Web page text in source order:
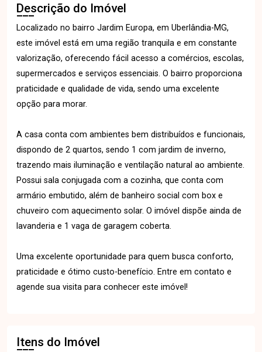
Descrição do Imóvel
Localizado no bairro Jardim Europa, em Uberlândia-MG,
este imóvel está em uma região tranquila e em constante
valorização, oferecendo fácil acesso a comércios, escolas,
supermercados e serviços essenciais. O bairro proporciona
praticidade e qualidade de vida, sendo uma excelente
opção para morar.
A casa conta com ambientes bem distribuídos e funcionais,
dispondo de 2 quartos, sendo 1 com jardim de inverno,
trazendo mais iluminação e ventilação natural ao ambiente.
Possui sala conjugada com a cozinha, que conta com
armário embutido, além de banheiro social com box e
chuveiro com aquecimento solar. O imóvel dispõe ainda de
lavanderia e 1 vaga de garagem coberta.
Uma excelente oportunidade para quem busca conforto,
praticidade e ótimo custo-benefício. Entre em contato e
agende sua visita para conhecer este imóvel!
Itens do Imóvel